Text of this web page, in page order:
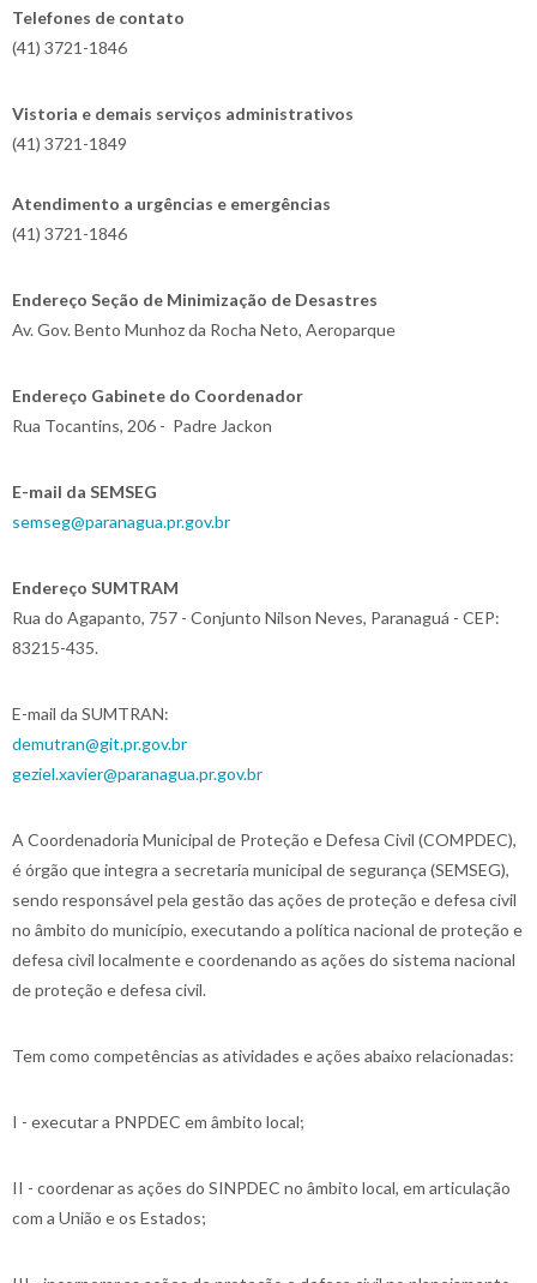
Telefones de contato
(41) 3721-1846
Vistoria e demais serviços administrativos
(41) 3721-1849
Atendimento a urgências e emergências
(41) 3721-1846
Endereço Seção de Minimização de Desastres
Av. Gov. Bento Munhoz da Rocha Neto, Aeroparque
Endereço Gabinete do Coordenador
Rua Tocantins, 206 - Padre Jackon
E-mail da SEMSEG
semseg@paranagua.pr.gov.br
Endereço SUMTRAM
Rua do Agapanto, 757 - Conjunto Nilson Neves, Paranaguá - CEP:
83215-435.
E-mail da SUMTRAN:
demutran@git.pr.gov.br
geziel.xavier@paranagua.pr.gov.br
A Coordenadoria Municipal de Proteção e Defesa Civil (COMPDEC),
é órgão que integra a secretaria municipal de segurança (SEMSEG),
sendo responsável pela gestão das ações de proteção e defesa civil
no âmbito do município, executando a política nacional de proteção e
defesa civil localmente e coordenando as ações do sistema nacional
de proteção e defesa civil.
Tem como competências as atividades e ações abaixo relacionadas:
I - executar a PNPDEC em âmbito local;
II - coordenar as ações do SINPDEC no âmbito local, em articulação
com a União e os Estados;